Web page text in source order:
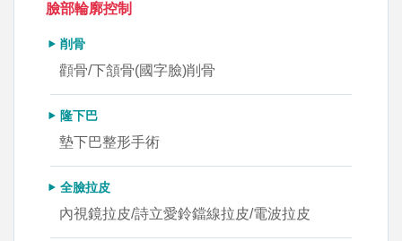
臉部輪廓控制
削骨
顴骨/下頷骨(國字臉)削骨
隆下巴
墊下巴整形手術
全臉拉皮
內視鏡拉皮/詩立愛鈴鐺線拉皮/電波拉皮